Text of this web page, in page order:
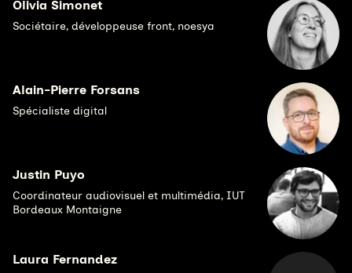
Olivia Simonet
Sociétaire, développeuse front, noesya
Alain-Pierre Forsans
Spécialiste digital
Justin Puyo
Coordinateur audiovisuel et multimédia, IUT
Bordeaux Montaigne
Laura Fernandez